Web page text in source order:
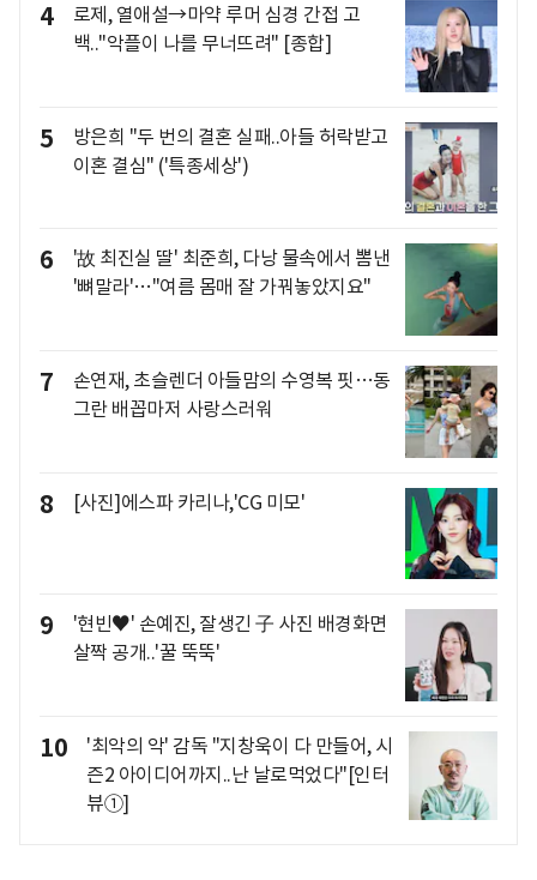
4
로제, 열애설→마약 루머 심경 간접 고
백.."악플이 나를 무너뜨려" [종합]
5
방은희 "두 번의 결혼 실패..아들 허락받고
이혼 결심" ('특종세상')
6
'故 최진실 딸' 최준희, 다낭 물속에서 뽐낸
'뼈말라'…"여름 몸매 잘 가꿔놓았지요"
7
손연재, 초슬렌더 아들맘의 수영복 핏…동
그란 배꼽마저 사랑스러워
8 [사진]에스파 카리나,'CG 미모'
9
'현빈♥' 손예진, 잘생긴 子 사진 배경화면
살짝 공개..'꿀 뚝뚝'
10
'최악의 악' 감독 "지창욱이 다 만들어, 시
즌2 아이디어까지..난 날로먹었다"[인터
뷰①]